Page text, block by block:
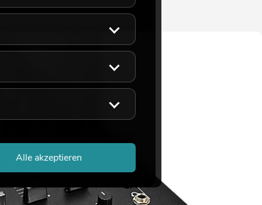
Alle akzeptieren